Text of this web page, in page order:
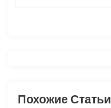
и
Похожие Статьи